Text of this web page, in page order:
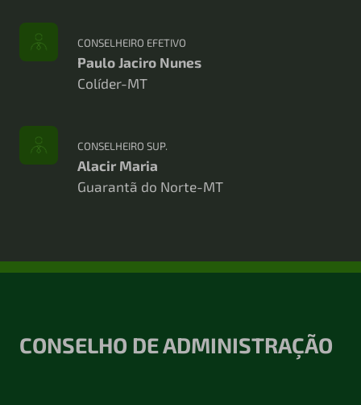
CONSELHEIRO EFETIVO
Paulo Jaciro Nunes
Colíder-MT
CONSELHEIRO SUP.
Alacir Maria
Guarantã do Norte-MT
CONSELHO DE ADMINISTRAÇÃO